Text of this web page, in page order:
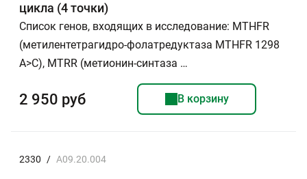
цикла (4 точки)
Список генов, входящих в исследование: MTHFR
(метилентетрагидро-фолатредуктаза MTHFR 1298
A>C), MTRR (метионин-синтаза …
2 950 руб В корзину
2330 / A09.20.004